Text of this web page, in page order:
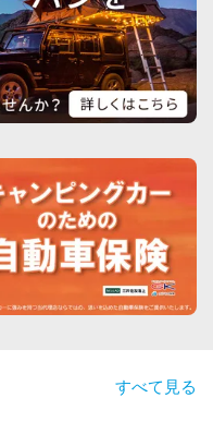
すべて見る